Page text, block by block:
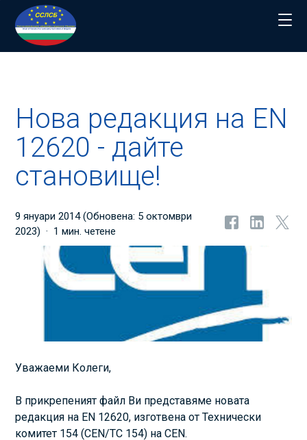
Нова редакция на EN
12620 - дайте
становище!
9 януари 2014(Обновена: 5 октомври
2023) 1 мин. четене
Уважаеми Колеги,
В прикрепеният файл Ви представяме новата
редакция на EN 12620, изготвена от Технически
комитет 154 (CEN/TC 154) на CEN.